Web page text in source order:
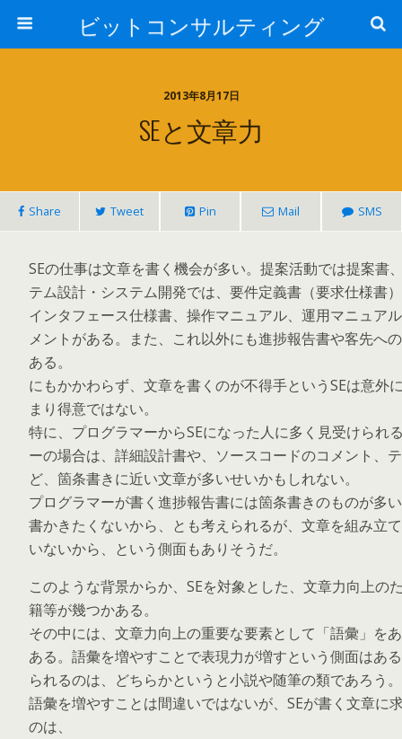
ビットコンサルティング
2013年8月17日
SEと文章力
Share Tweet Pin Mail SMS
SEの仕事は文章を書く機会が多い。提案活動では提案書
テム設計・システム開発では、要件定義書（要求仕様書
インタフェース仕様書、操作マニュアル、運用マニュア
メントがある。また、これ以外にも進捗報告書や客先へ
ある。
にもかかわらず、文章を書くのが不得手というSEは意外
まり得意ではない。
特に、プログラマーからSEになった人に多く見受けられ
ーの場合は、詳細設計書や、ソースコードのコメント、
ど、箇条書きに近い文章が多いせいかもしれない。
プログラマーが書く進捗報告書には箇条書きのものが多
書かきたくないから、とも考えられるが、文章を組み立
いないから、という側面もありそうだ。
このような背景からか、SEを対象とした、文章力向上の
籍等が幾つかある。
その中には、文章力向上の重要な要素として「語彙」を
ある。語彙を増やすことで表現力が増すという側面はあ
られるのは、どちらかというと小説や随筆の類であろう。
語彙を増やすことは間違いではないが、SEが書く文章に
のは、